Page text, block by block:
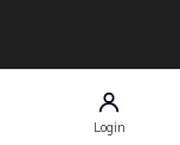
Login